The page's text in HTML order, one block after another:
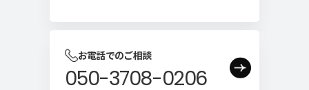
お電話でのご相談
050-3708-0206